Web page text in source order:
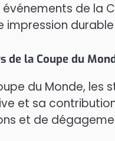
de la
impression
de la Coupe du
du Monde,
et sa
et de